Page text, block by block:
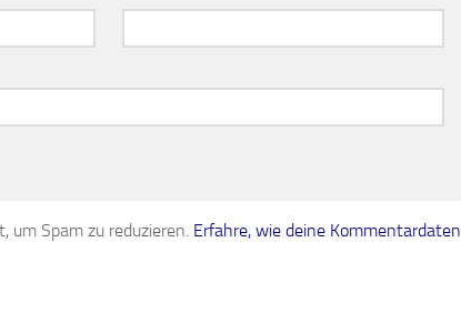
um Spam zu reduzieren. Erfahre, wie deine Kommentardaten